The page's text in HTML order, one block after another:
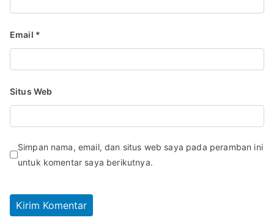
Email *
Situs Web
Simpan nama, email, dan situs web saya pada peramban ini
untuk komentar saya berikutnya.